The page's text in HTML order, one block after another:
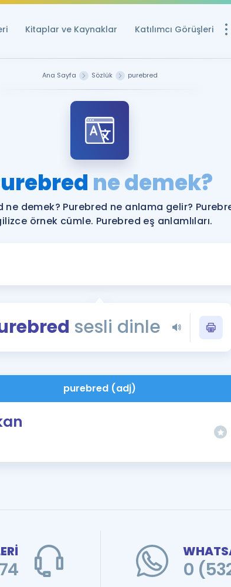
Kitaplar ve Kaynaklar Katılımcı Görüşleri
YDS ve YÖKDİL
YDS ve YÖKDİL'e
Tüm ÖSYM
YDS - YÖKDİL
İngilizce Gramer
Ana Sayfa Sözlük purebred
ne demek?
ne demek? Purebred ne anlama gelir?
örnek cümle. Purebred eş anlamlıları.
sesli dinle
purebred (adj)
0